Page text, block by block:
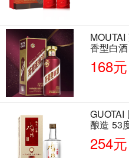
香型白
168元
酿造 53
单瓶装
254元